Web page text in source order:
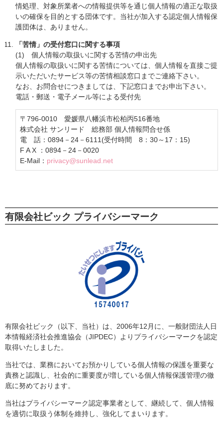
情処理、対象所業者への情報提供等を通じ個人情報の適正な取扱
いの確保を目的とする団体です。当社が加入する認定個人情報保
護団体は、ありません。
「苦情」の受付窓口に関する事項
(1) 個人情報の取扱いに関する苦情の申出先
個人情報の取扱いに関する苦情については、個人情報を直接ご提
示いただいたサービス等の苦情相談窓口までご連絡下さい。
なお、お問合せにつきましては、下記窓口までお申出下さい。
電話・郵送・電子メール等による受付先
〒796-0010 愛媛県八幡浜市松柏丙516番地
株式会社 サンリード 総務部 個人情報問合せ係
電 話：0894－24－6111(受付時間 8：30～17：15)
F A X ：0894－24－0020
E-Mail： privacy@sunlead.net
有限会社ビック プライバシーマーク
有限会社ビック（以下、当社）は、2006年12月に、一般財団法人日
本情報経済社会推進協会（JIPDEC）よりプライバシーマークを認定
取得いたしました。
当社では、業務においてお預かりしている個人情報の保護を重要な
責務と認識し、社会的に重要度が増している個人情報保護管理の徹
底に努めております。
当社はプライバシーマーク認定事業者として、継続して、個人情報
を適切に取扱う体制を維持し、強化してまいります。